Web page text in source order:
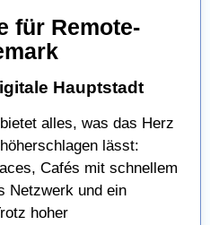
für Remote-
Hauptstadt
alles, was das Herz
lässt:
Cafés mit schnellem
Netzwerk und ein
hoher